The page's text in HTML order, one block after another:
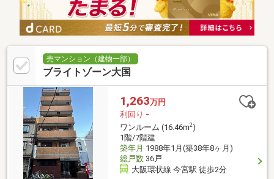
売マンション（建物一部）
ブライトゾーン大国
1,263万円
利回り -
ワンルーム (16.46m2)
1階/7階建
築年月 1988年1月(築38年8ヶ月)
総戸数36戸
大阪環状線 今宮駅 徒歩2分